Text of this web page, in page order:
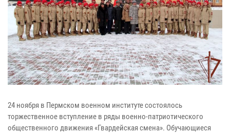
24 ноября в Пермском военном институте состоялось
торжественное вступление в ряды военно-патриотического
общественного движения «Гвардейская смена». Обучающиеся